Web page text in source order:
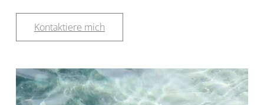
Kontaktiere mich